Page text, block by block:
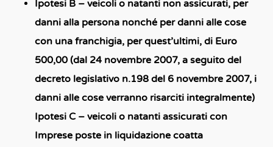
Ipotesi B – veicoli o natanti non assicurati, per
danni alla persona nonché per danni alle cose
con una franchigia, per quest’ultimi, di Euro
500,00 (dal 24 novembre 2007, a seguito del
decreto legislativo n.198 del 6 novembre 2007, i
danni alle cose verranno risarciti integralmente)
Ipotesi C – veicoli o natanti assicurati con
Imprese poste in liquidazione coatta